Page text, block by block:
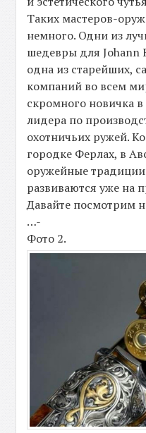
Таких мастеров-
немного. Одни из
шедевры для Johann
одна из старейших,
компаний во всем
скромного новичка
лидера по
охотничьих ружей.
городке Ферлах, в
оружейные
развиваются уже на
Давайте посмотрим
…-
Фото 2.